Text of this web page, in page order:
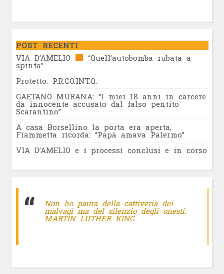
POST RECENTI
VIA D’AMELIO
“Quell’autobomba rubata a
spinta”
Protetto: P.R.CO.INT.Q.
GAETANO MURANA: “I miei 18 anni in carcere
da innocente accusato dal falso pentito
Scarantino”
A casa Borsellino la porta era aperta,
Fiammetta ricorda: “Papà amava Palermo”
VIA D’AMELIO e i processi conclusi e in corso
Non ho paura della cattiveria dei
malvagi ma del silenzio degli onesti.
MARTIN LUTHER KING